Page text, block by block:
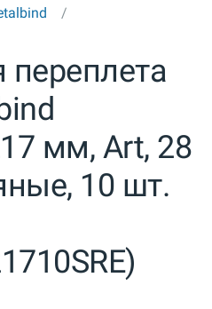
мм, Art, 28
10 шт.